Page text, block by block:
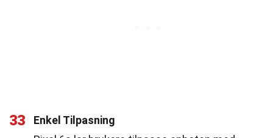
33
Enkel Tilpasning